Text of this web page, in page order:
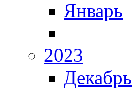
Январь
2023
Декабрь